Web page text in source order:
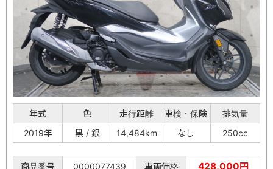
年式 色 走行距離 車検・保険
排気量
2019年
黒 / 銀 14,484km なし 250cc
商品番号 0000077439 車両価格 428,000円